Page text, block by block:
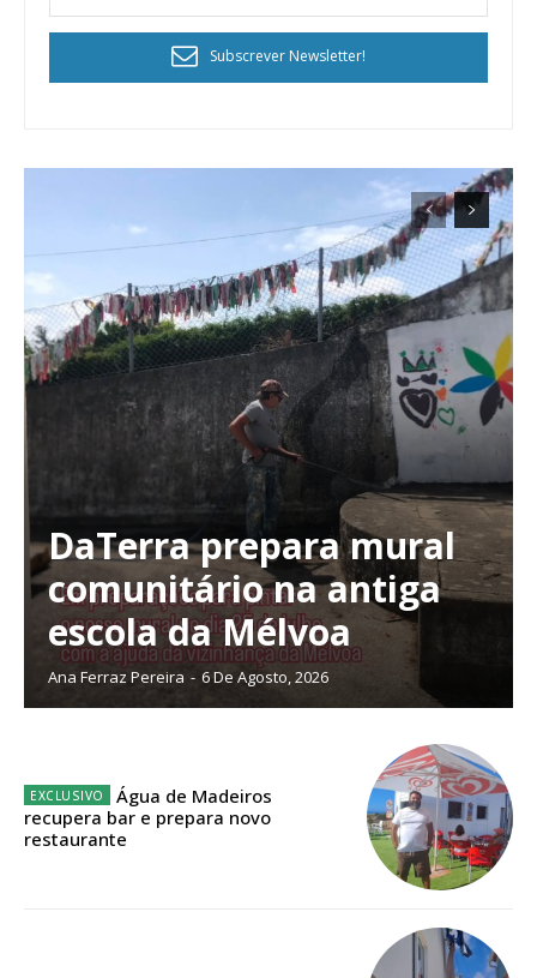
Planos de Assinatura
Faça-se assinante do Região de Cister e ajude-nos a manter este serviço
público!
Escolha o plano de assinatura desejado:
Subscrever Newsletter!
DaTerra prepara mural
comunitário na antiga
escola da Mélvoa
Ana Ferraz Pereira - 6 De Agosto, 2026
Água de Madeiros
recupera bar e prepara novo
restaurante